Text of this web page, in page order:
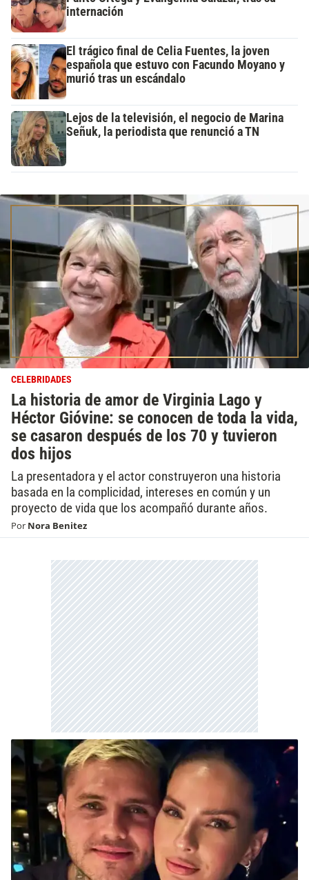
internación
El trágico final de Celia Fuentes, la joven
española que estuvo con Facundo Moyano y
murió tras un escándalo
Lejos de la televisión, el negocio de Marina
Señuk, la periodista que renunció a TN
CELEBRIDADES
La historia de amor de Virginia Lago y
Héctor Gióvine: se conocen de toda la vida,
se casaron después de los 70 y tuvieron
dos hijos
La presentadora y el actor construyeron una historia
basada en la complicidad, intereses en común y un
proyecto de vida que los acompañó durante años.
Por Nora Benitez